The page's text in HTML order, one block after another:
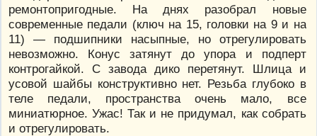
ремонтопригодные. На днях разобрал новые
современные педали (ключ на 15, головки на 9 и на
11) — подшипники насыпные, но отрегулировать
невозможно. Конус затянут до упора и подперт
контрогайкой. С завода дико перетянут. Шлица и
усовой шайбы конструктивно нет. Резьба глубоко в
теле педали, пространства очень мало, все
миниатюрное. Ужас! Так и не придумал, как собрать
и отрегулировать.